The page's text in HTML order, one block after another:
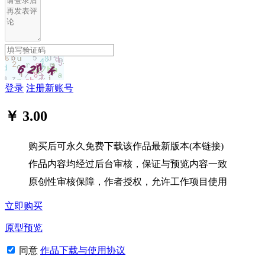
登录 注册新账号
￥ 3.00
购买后可永久免费下载该作品最新版本(本链接)
作品内容均经过后台审核，保证与预览内容一致
原创性审核保障，作者授权，允许工作项目使用
立即购买
原型预览
同意 作品下载与使用协议